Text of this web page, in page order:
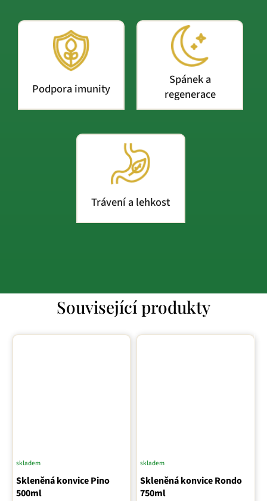
Podpora imunity
Spánek a
regenerace
Trávení a lehkost
Související produkty
Skleněná konvice Pino
500ml
skladem
Skleněná konvice Rondo
750ml
skladem